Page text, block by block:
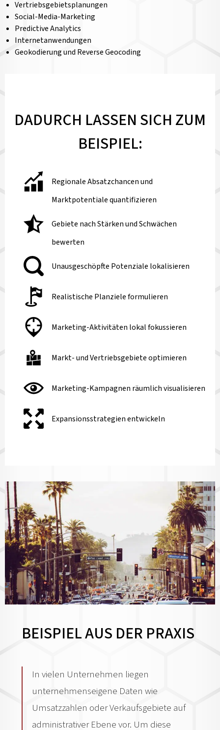
Vertriebsgebietsplanungen
Social-Media-Marketing
Predictive Analytics
Internetanwendungen
Geokodierung und Reverse Geocoding
DADURCH LASSEN SICH ZUM
BEISPIEL:
Regionale Absatzchancen und
Marktpotentiale quantifizieren
Gebiete nach Stärken und Schwächen
bewerten
Unausgeschöpfte Potenziale lokalisieren
Realistische Planziele formulieren
Marketing-Aktivitäten lokal fokussieren
Markt- und Vertriebsgebiete optimieren
Marketing-Kampagnen räumlich visualisieren
Expansionsstrategien entwickeln
BEISPIEL AUS DER PRAXIS
In vielen Unternehmen liegen
unternehmenseigene Daten wie
Umsatzzahlen oder Verkaufsgebiete auf
administrativer Ebene vor. Um diese